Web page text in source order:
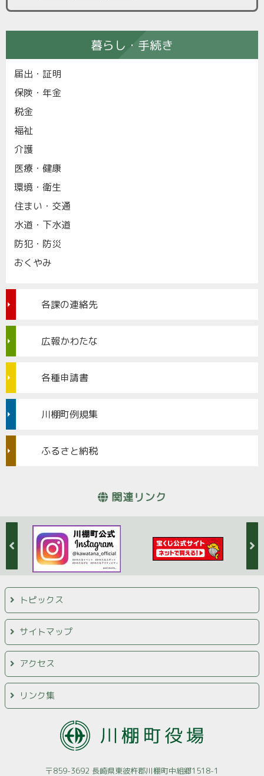
暮らし・手続き
届出・証明
保険・年金
税金
福祉
介護
医療・健康
環境・衛生
住まい・交通
水道・下水道
防犯・防災
おくやみ
各課の連絡先
広報かわたな
各種申請書
川棚町例規集
ふるさと納税
関連リンク
トピックス
サイトマップ
アクセス
リンク集
〒859-3692 長崎県東彼杵郡川棚町中組郷1518-1